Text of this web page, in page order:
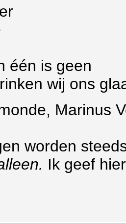
één is geen
wij ons
Marinus
worden
Ik geef